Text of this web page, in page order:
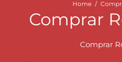
Home /
Comprar
Comprar